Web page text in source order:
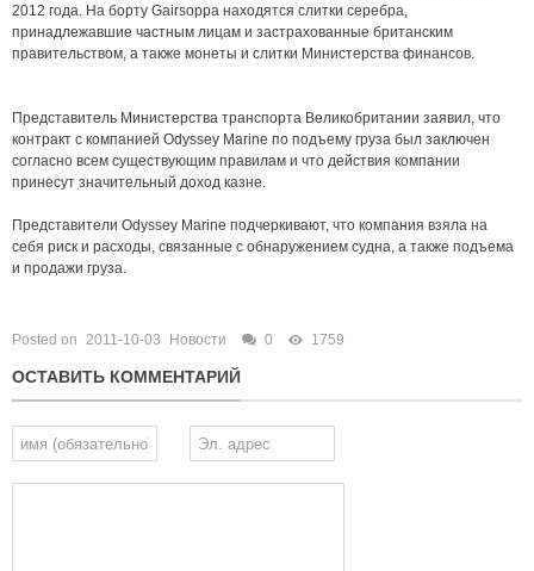
2012 года. На борту Gairsoppa находятся слитки серебра,
принадлежавшие частным лицам и застрахованные британским
правительством, а также монеты и слитки Министерства финансов.
Представитель Министерства транспорта Великобритании заявил, что
контракт с компанией Odyssey Marine по подъему груза был заключен
согласно всем существующим правилам и что действия компании
принесут значительный доход казне.
Представители Odyssey Marine подчеркивают, что компания взяла на
себя риск и расходы, связанные с обнаружением судна, а также подъема
и продажи груза.
Posted on 2011-10-03 Новости 0 1759
ОСТАВИТЬ КОММЕНТАРИЙ